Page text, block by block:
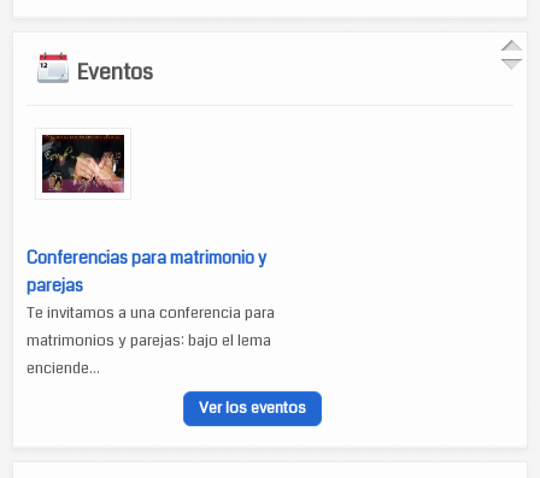
Eventos
Conferencias para matrimonio y
parejas
Te invitamos a una conferencia para
matrimonios y parejas: bajo el lema
enciende...
Ver los eventos